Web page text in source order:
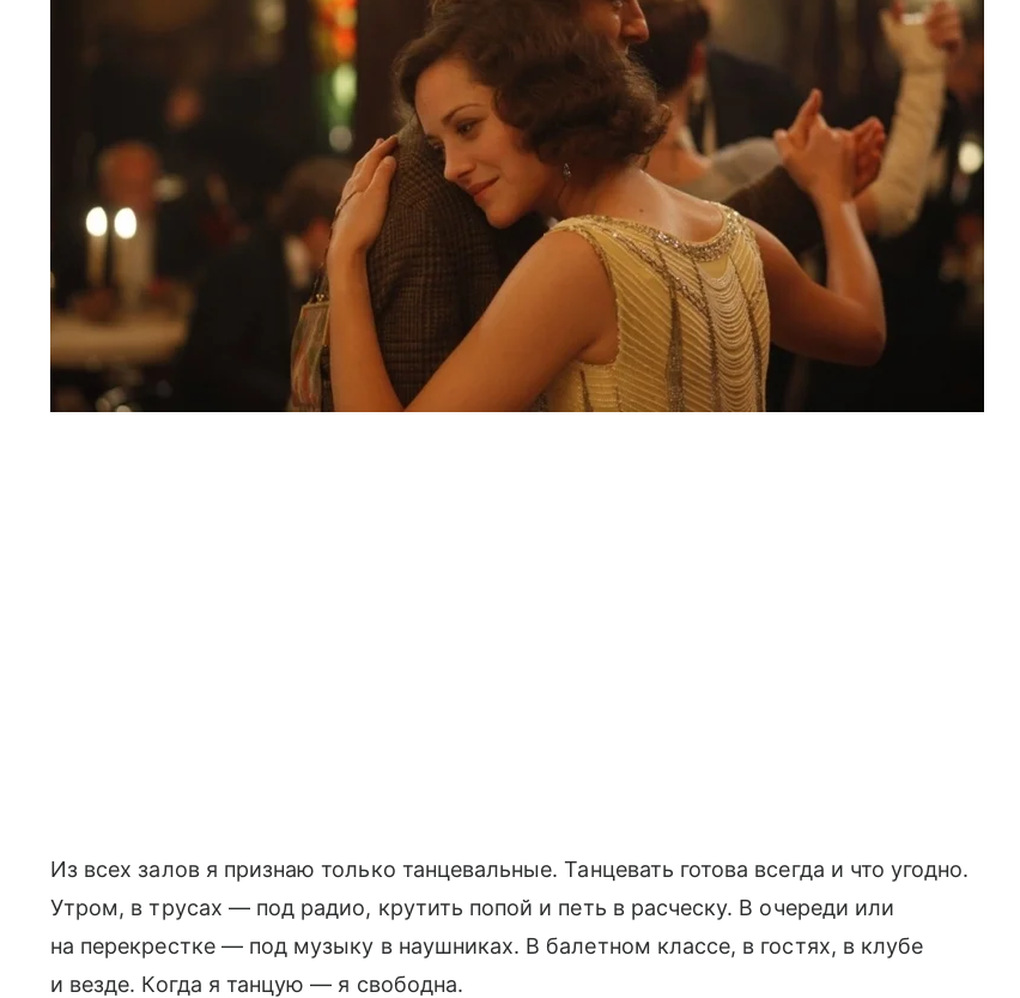
Из всех залов я признаю только танцевальные. Танцевать готова всегда и что угодно.
Утром, в трусах — под радио, крутить попой и петь в расческу. В очереди или
на перекрестке — под музыку в наушниках. В балетном классе, в гостях, в клубе
и везде. Когда я танцую — я свободна.